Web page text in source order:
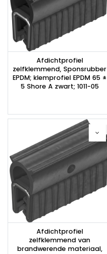
Afdichtprofiel
zelfklemmend, Sponsrubber
EPDM; klemprofiel EPDM 65 ±
5 Shore A zwart; 1011-05
Afdichtprofiel
zelfklemmend van
brandwerende materiaal,